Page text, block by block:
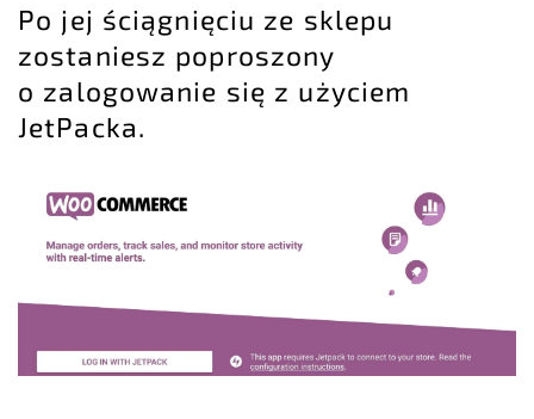
Po jej ściągnięciu ze sklepu
zostaniesz poproszony
o zalogowanie się z użyciem
JetPacka.